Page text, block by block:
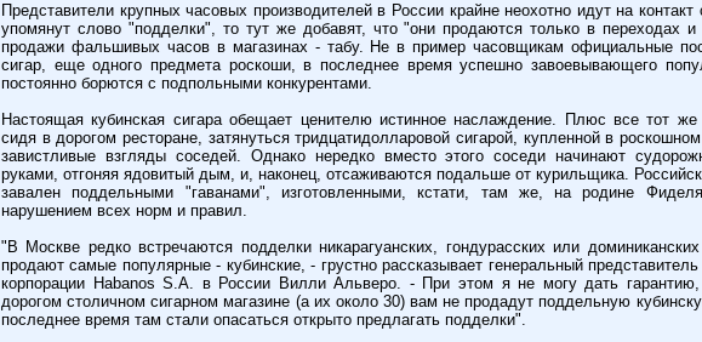
Представители крупных часовых производителей в России крайне неохотно идут на
упомянут слово "подделки", то тут же добавят, что "они продаются только в переходах
продажи фальшивых часов в магазинах - табу. Не в пример часовщикам официальные
сигар, еще одного предмета роскоши, в последнее время успешно завоевывающего
постоянно борются с подпольными конкурентами.
Настоящая кубинская сигара обещает ценителю истинное наслаждение. Плюс все тот же
сидя в дорогом ресторане, затянуться тридцатидолларовой сигарой, купленной в
завистливые взгляды соседей. Однако нередко вместо этого соседи начинают
руками, отгоняя ядовитый дым, и, наконец, отсаживаются подальше от курильщика.
завален поддельными "гаванами", изготовленными, кстати, там же, на родине
нарушением всех норм и правил.
"В Москве редко встречаются подделки никарагуанских, гондурасских или
продают самые популярные - кубинские, - грустно рассказывает генеральный представитель
корпорации Habanos S.A. в России Вилли Альверо. - При этом я не могу дать
дорогом столичном сигарном магазине (а их около 30) вам не продадут поддельную
последнее время там стали опасаться открыто предлагать подделки".